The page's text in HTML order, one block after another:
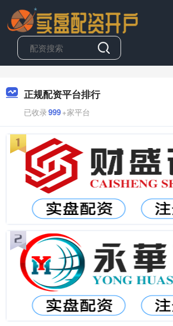
正规配资平台排行
已收录999+家平台